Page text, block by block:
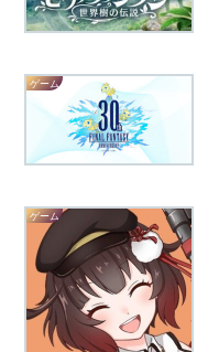
ゲーム
ゲーム